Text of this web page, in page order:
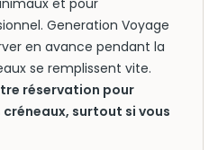
et pour
Generation Voyage
en avance pendant la
se remplissent vite.
réservation pour
surtout si vous